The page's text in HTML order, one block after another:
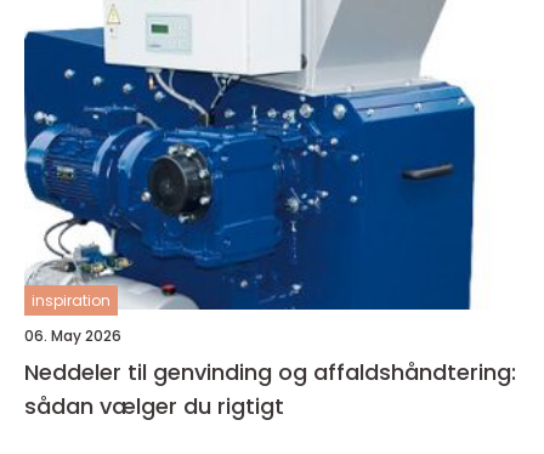
inspiration
06. May 2026
Neddeler til genvinding og affaldshåndtering:
sådan vælger du rigtigt